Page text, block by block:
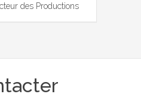
des Productions